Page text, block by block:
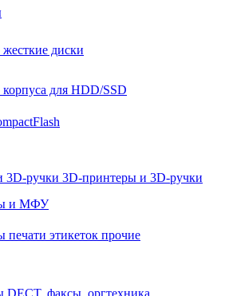
диски
для HDD/SSD
3D-принтеры и 3D-ручки
и МФУ
печати этикеток прочие
DECT, факсы, оргтехника